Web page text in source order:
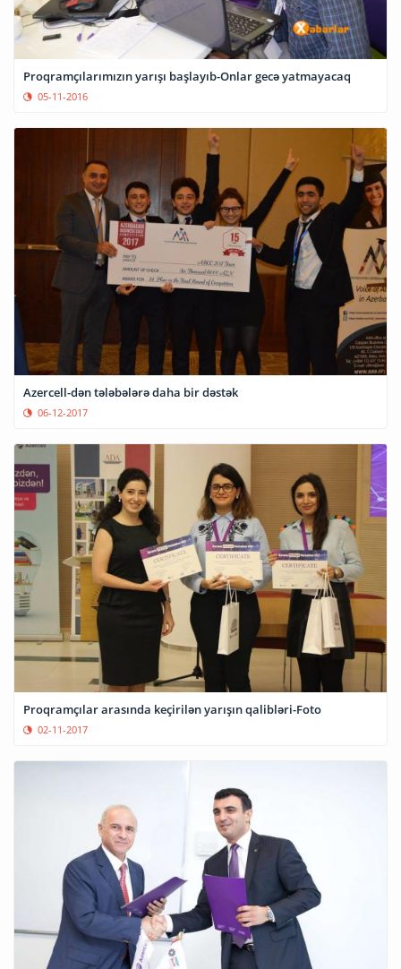
Proqramçılarımızın yarışı başlayıb-Onlar gecə yatmayacaq
05-11-2016
Azercell-dən tələbələrə daha bir dəstək
06-12-2017
Proqramçılar arasında keçirilən yarışın qalibləri-Foto
02-11-2017